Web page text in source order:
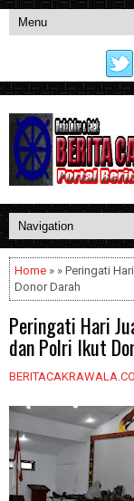
Home » » Peringati
Donor Darah
Peringati Hari
dan Polri Ikut